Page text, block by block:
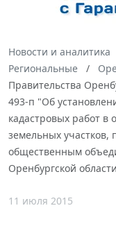
Новости и аналитика
Региональные
Правительства
493-п "Об
кадастровых работ
земельных участков,
общественным
Оренбургской
11 июля 2015